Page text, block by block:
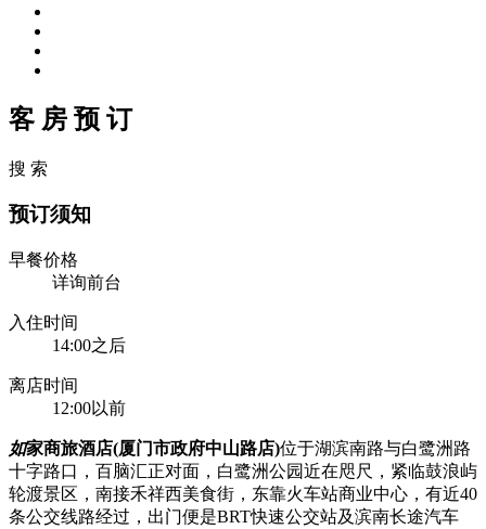
客 房 预 订
搜 索
预订须知
早餐价格
详询前台
入住时间
14:00之后
离店时间
12:00以前
如家商旅酒店(厦门市政府中山路店)位于湖滨南路与白鹭洲路
十字路口，百脑汇正对面，白鹭洲公园近在咫尺，紧临鼓浪屿
轮渡景区，南接禾祥西美食街，东靠火车站商业中心，有近40
条公交线路经过，出门便是BRT快速公交站及滨南长途汽车